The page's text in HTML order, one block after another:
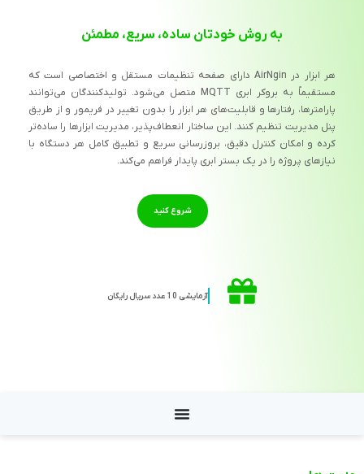
به روش خودتان ساده، سریع، مطمئن
هر ابزار در AirNgin دارای صفحه تنظیمات مستقل و اختصاصی است که
مستقیماً به بروکر ابری MQTT متصل می‌شود. تولیدکنندگان می‌توانند
پارامترها، رفتارها و قابلیت‌های هر ابزار را بدون تغییر در فریمور و از طریق
پنل مدیریت تنظیم کنند. این ساختار انعطاف‌پذیر، مدیریت ابزارها را ساده‌تر
کرده و امکان کنترل دقیق، بروزرسانی سریع و تطبیق کامل هر دستگاه با
نیازهای پروژه را در یک بستر ابری پایدار فراهم می‌کند.
شروع کنید
آزمایشی 10 عدد سریال رایگان